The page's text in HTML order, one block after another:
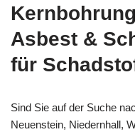
Asbest &
für
Sind Sie auf der Suche
Neuenstein, Niedernhall,